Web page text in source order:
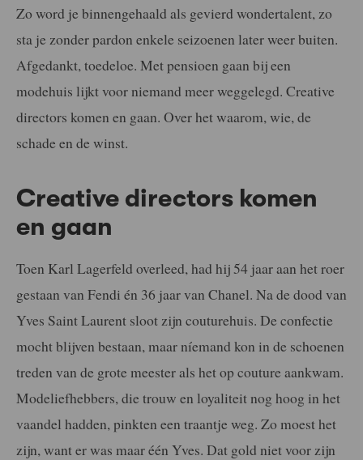
Zo word je binnengehaald als gevierd wondertalent, zo
sta je zonder pardon enkele seizoenen later weer buiten.
Afgedankt, toedeloe. Met pensioen gaan bij een
modehuis lijkt voor niemand meer weggelegd. Creative
directors komen en gaan. Over het waarom, wie, de
schade en de winst.
Creative directors komen
en gaan
Toen Karl Lagerfeld overleed, had hij 54 jaar aan het roer
gestaan van Fendi én 36 jaar van Chanel. Na de dood van
Yves Saint Laurent sloot zijn couturehuis. De confectie
mocht blijven bestaan, maar níemand kon in de schoenen
treden van de grote meester als het op couture aankwam.
Modeliefhebbers, die trouw en loyaliteit nog hoog in het
vaandel hadden, pinkten een traantje weg. Zo moest het
zijn, want er was maar één Yves. Dat gold niet voor zijn